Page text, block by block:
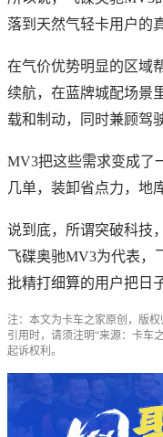
落到天然气轻卡用户的
在气价优势明显的区域
续航，在蓝牌城配场景
载和制动，同时兼顾驾
MV3把这些需求变成了
几单，装卸省点力，地
说到底，所谓突破科技
飞碟奥驰MV3为代表，
批精打细算的用户把日
注：本文为卡车之家原创，版
引用时，请须注明“来源：卡车
起诉权利。